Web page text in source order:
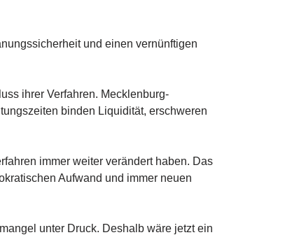
und einen vernünftigen
ihrer Verfahren. Mecklenburg-
binden Liquidität, erschweren
immer weiter verändert haben. Das
Aufwand und immer neuen
unter Druck. Deshalb wäre jetzt ein